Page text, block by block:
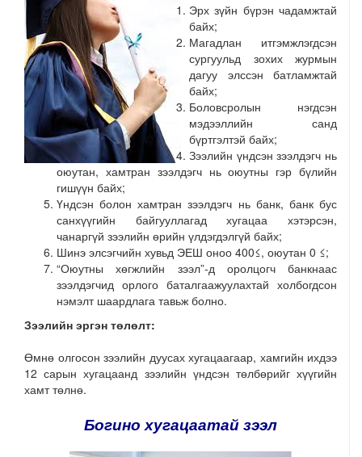
Эрх зүйн бүрэн чадамжтай
байх;
Магадлан итгэмжлэгдсэн
сургуульд зохих журмын
дагуу элссэн батламжтай
байх;
Боловсролын нэгдсэн
мэдээллийн санд
бүртгэлтэй байх;
Зээлийн үндсэн зээлдэгч нь
оюутан, хамтран зээлдэгч нь оюутны гэр бүлийн
гишүүн байх;
Үндсэн болон хамтран зээлдэгч нь банк, банк бус
санхүүгийн байгууллагад хугацаа хэтэрсэн,
чанаргүй зээлийн өрийн үлдэгдэлгүй байх;
Шинэ элсэгчийн хувьд ЭЕШ оноо 400≤, оюутан 0 ≤;
“Оюутны хөгжлийн зээл”-д оролцогч банкнаас
зээлдэгчид орлого баталгаажуулахтай холбогдсон
нэмэлт шаардлага тавьж болно.
Зээлийн эргэн төлөлт:
Өмнө олгосон зээлийн дуусах хугацаагаар, хамгийн ихдээ
12 сарын хугацаанд зээлийн үндсэн төлбөрийг хүүгийн
хамт төлнө.
Богино хугацаатай зээл